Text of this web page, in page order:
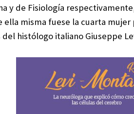
y de Fisiología
ella misma fuese la cuarta
histólogo italiano Giuseppe